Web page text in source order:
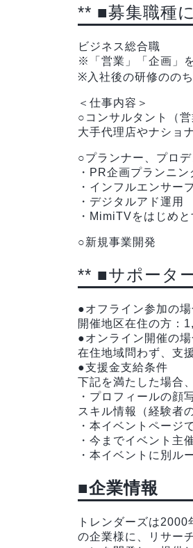
** ■募集職種
ビジネス総合職
※「営業」「企画」
※入社後の研修のの
＜仕事内容＞
○コンサルタント（営
大手代理店やナショ
○プランナー、プロデ
・PR企画プランニン
・インフルエンサー
・デジタルアド運用
・MimiTVをはじめ
○新規事業開発
** ■サポータ
●オフライン参加の場
開催地区在住の方：
●オンライン開催の場
在住地域問わず、支
●支援金支給条件
下記を満たした場合
・プロフィールの顔
スキル情報（経験者
・本イベントページ
・今までイベント主
・本イベントに別ル
■企業情報
トレンダーズは
の企業様に、リサー